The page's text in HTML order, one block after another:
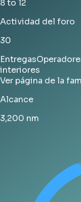
8 to 12
Actividad del foro
30
Entregas
interiores
Ver página de la
Alcance
3,200 nm